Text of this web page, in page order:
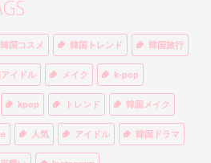
韓国コスメ 韓国トレンド 韓国旅行
イドル メイク k-pop
kpop トレンド 韓国メイク
人気 アイドル 韓国ドラマ